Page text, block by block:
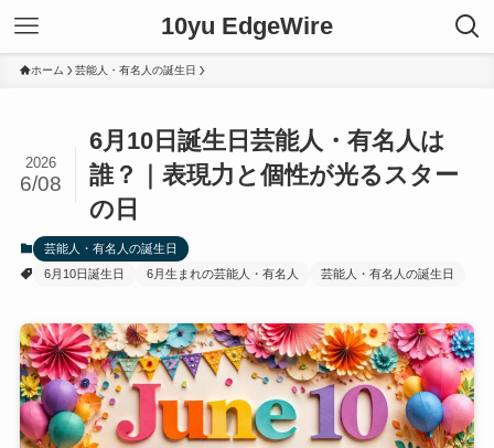
10yu EdgeWire
ホーム 芸能人・有名人の誕生日
6月10日誕生日芸能人・有名人は
誰？｜表現力と個性が光るスター
の日
2026
6/08
芸能人・有名人の誕生日
6月10日誕生日
6月生まれの芸能人・有名人 芸能人・有名人の誕生日